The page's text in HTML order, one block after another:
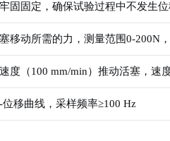
固固定，确保试验过程中不发生位
移动所需的力，测量范围0-200N
度（100 mm/min）推动活塞，速
移曲线，采样频率≥100 Hz